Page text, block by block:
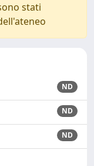
stati
ND
ND
ND